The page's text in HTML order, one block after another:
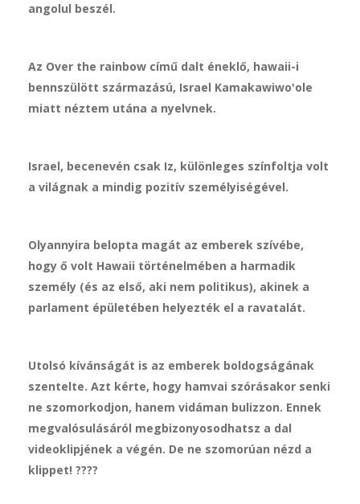
angolul beszél.
Az Over the rainbow című dalt éneklő, hawaii-i
bennszülött származású, Israel Kamakawiwo'ole
miatt néztem utána a nyelvnek.
Israel, becenevén csak Iz, különleges színfoltja volt
a világnak a mindig pozitív személyiségével.
Olyannyira belopta magát az emberek szívébe,
hogy ő volt Hawaii történelmében a harmadik
személy (és az első, aki nem politikus), akinek a
parlament épületében helyezték el a ravatalát.
Utolsó kívánságát is az emberek boldogságának
szentelte. Azt kérte, hogy hamvai szórásakor senki
ne szomorkodjon, hanem vidáman bulizzon. Ennek
megvalósulásáról megbizonyosodhatsz a dal
videoklipjének a végén. De ne szomorúan nézd a
klippet! ????